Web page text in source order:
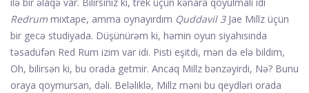
Redrum mixtape, amma oynayırdım Quddavil 3Jae Millz üçün
bir gecə studiyada. Düşünürəm ki, həmin oyun siyahısında
təsadüfən Red Rum izim var idi. Pisti eşitdi, mən də elə bildim,
Oh, bilirsən ki, bu orada getmir. Ancaq Millz bənzəyirdi, Nə? Bunu
oraya qoymursan, dəli. Beləliklə, Millz məni bu qeydləri orada